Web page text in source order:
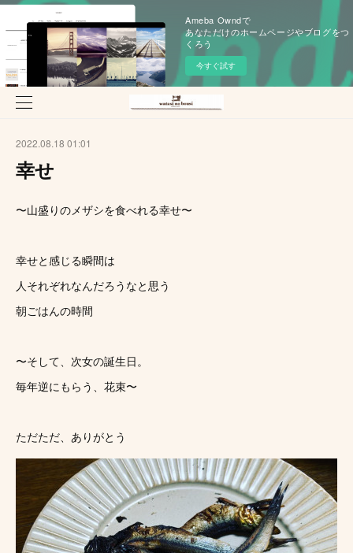
Ameba Owndで
あなただけのホームページやブログをつ
くろう
今すぐ試す
2022.08.18 01:01
幸せ
〜山盛りのメザシを食べれる幸せ〜
幸せと感じる瞬間は
人それぞれなんだろうなと思う
朝ごはんの時間
〜そして、次女の誕生日。
毎年逆にもらう、花束〜
ただただ、ありがとう